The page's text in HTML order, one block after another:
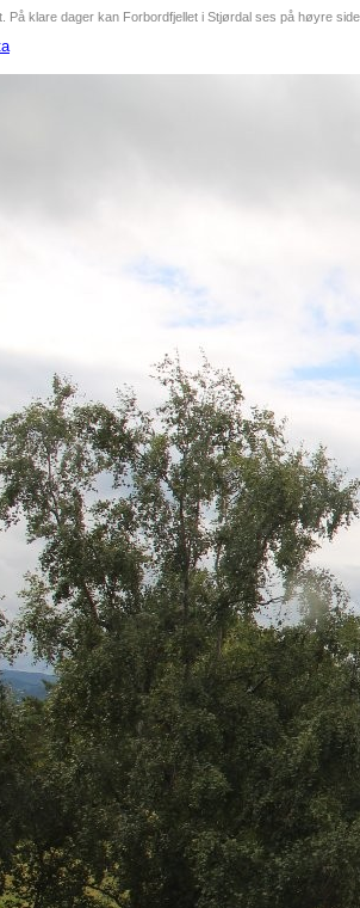
På klare dager kan Forbordfjellet i Stjørdal ses på høyre